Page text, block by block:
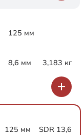
125 мм
8,6 мм 3,183 кг
125 мм SDR 13,6